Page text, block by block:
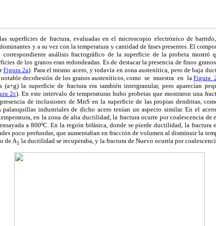
superficies de fractura, evaluadas en el microscopio electrónico de
y a su vez con la temperatura y cantidad de fases presentes. El
análisis fractográfico de la superficie de la probeta mostró
de los granos eran redondeadas. Es de destacar la presencia de finos
Figura 2a). Para el mismo acero, y todavía en zona austenítica, pero de baja
notable decohesión de los granos austeníticos, como se muestra en laFigura
(a+g) la superficie de fractura era también intergranular, pero aparecían
2c). En este intervalo de temperaturas hubo probetas que mostraron una
de inclusiones de MnS en la superficie de las propias dendritas,
palanquillas industriales de dicho acero tenían un aspecto similar. En el
en la zona de alta ductilidad, la fractura ocurre por coalescencia de
a 800ºC. En la región bifásica, donde se pierde ductilidad, la fractura
poco profundas, que aumentaban en fracción de volumen al disminuir la
de A1 la ductilidad se recuperaba, y la fractura de Nuevo ocurría por